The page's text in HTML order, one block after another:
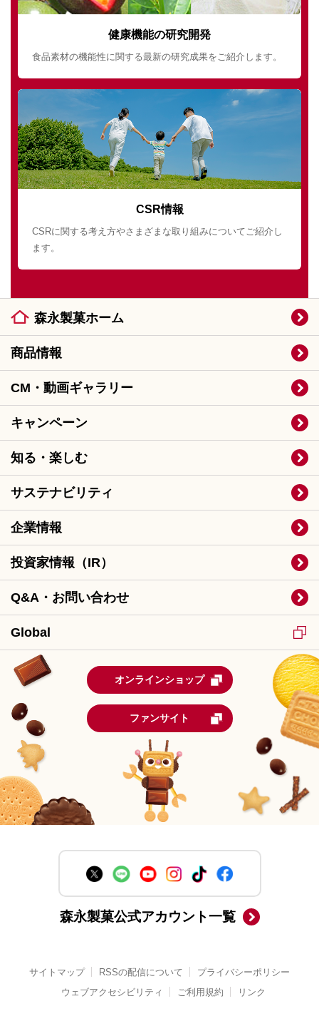
健康機能の研究開発
食品素材の機能性に関する最新の研究成果をご紹介します。
CSR情報
CSRに関する考え方やさまざまな取り組みについてご紹介し
ます。
森永製菓ホーム
商品情報
CM・動画ギャラリー
キャンペーン
知る・楽しむ
サステナビリティ
企業情報
投資家情報（IR）
Q&A・お問い合わせ
Global
オンラインショップ
ファンサイト
森永製菓公式アカウント一覧
サイトマップ RSSの配信について
プライバシーポリシー
ウェブアクセシビリティ
ご利用規約 リンク